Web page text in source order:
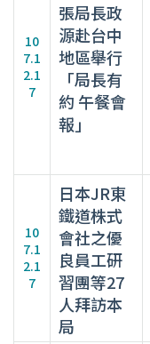
10
7.1
2.1
7
張局長政
源赴台中
地區舉行
「局長有
約 午餐會
報」
10
7.1
2.1
7
日本JR東
鐵道株式
會社之優
良員工研
習團等27
人拜訪本
局